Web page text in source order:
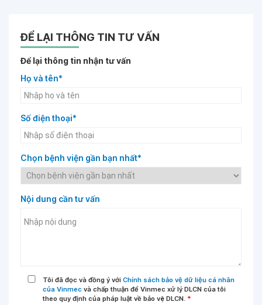
ĐỂ LẠI THÔNG TIN TƯ VẤN
Để lại thông tin nhận tư vấn
Họ và tên*
Số điện thoại*
Chọn bệnh viện gần bạn nhất*
Nội dung cần tư vấn
Tôi đã đọc và đồng ý với Chính sách bảo vệ dữ liệu cá nhân
của Vinmec và chấp thuận để Vinmec xử lý DLCN của tôi
theo quy định của pháp luật về bảo vệ DLCN. *